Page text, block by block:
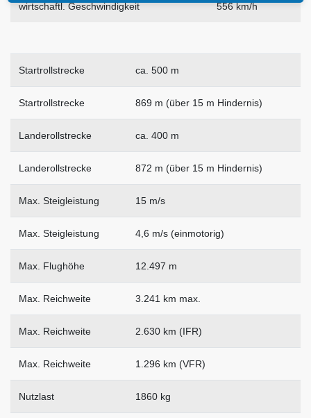
wirtschaftl. Geschwindigkeit 556 km/h
Startrollstrecke ca. 500 m
Startrollstrecke 869 m (über 15 m Hindernis)
Landerollstrecke ca. 400 m
Landerollstrecke 872 m (über 15 m Hindernis)
Max. Steigleistung 15 m/s
Max. Steigleistung 4,6 m/s (einmotorig)
Max. Flughöhe 12.497 m
Max. Reichweite 3.241 km max.
Max. Reichweite 2.630 km (IFR)
Max. Reichweite 1.296 km (VFR)
Nutzlast 1860 kg